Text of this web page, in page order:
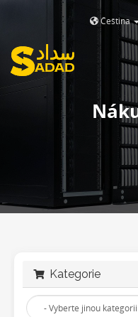
Čeština
Kategorie